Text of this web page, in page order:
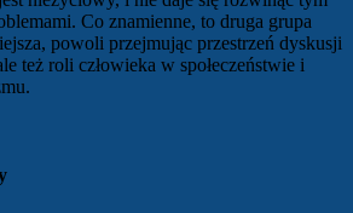
Co znamienne, to druga grupa
powoli przejmując przestrzeń dyskusji
też roli człowieka w społeczeństwie i